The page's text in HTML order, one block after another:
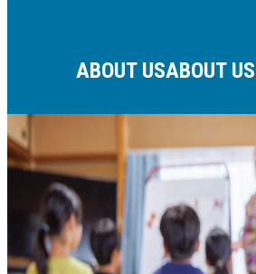
ABOUT USABOUT US